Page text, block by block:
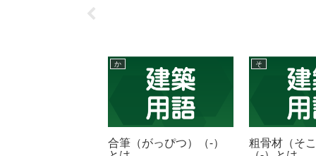
か
合筆（がっぴつ）（-）
そ
粗骨材（そ